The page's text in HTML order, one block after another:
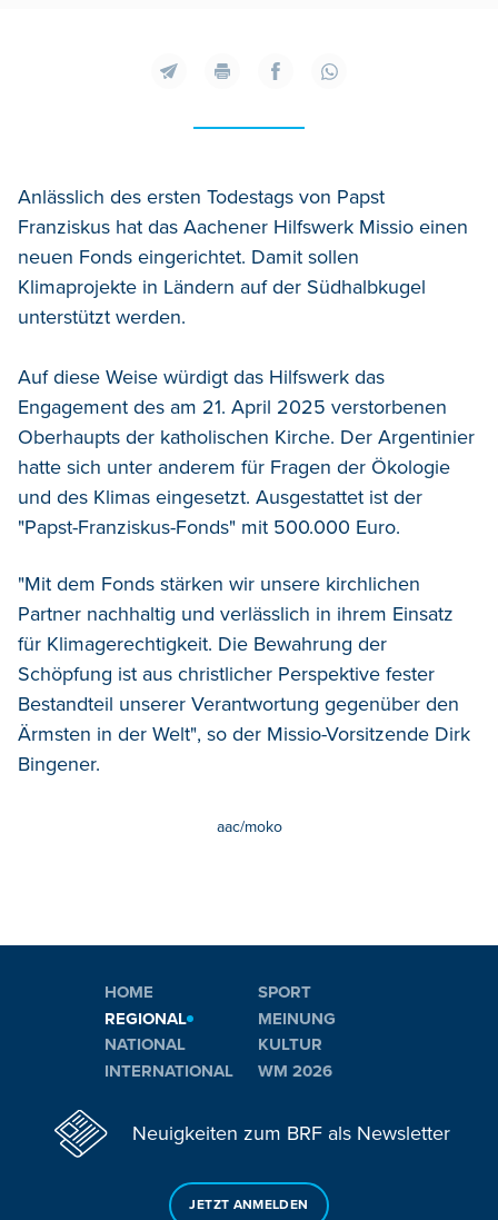
Anlässlich des ersten Todestags von Papst
Franziskus hat das Aachener Hilfswerk Missio einen
neuen Fonds eingerichtet. Damit sollen
Klimaprojekte in Ländern auf der Südhalbkugel
unterstützt werden.
Auf diese Weise würdigt das Hilfswerk das
Engagement des am 21. April 2025 verstorbenen
Oberhaupts der katholischen Kirche. Der Argentinier
hatte sich unter anderem für Fragen der Ökologie
und des Klimas eingesetzt. Ausgestattet ist der
"Papst-Franziskus-Fonds" mit 500.000 Euro.
"Mit dem Fonds stärken wir unsere kirchlichen
Partner nachhaltig und verlässlich in ihrem Einsatz
für Klimagerechtigkeit. Die Bewahrung der
Schöpfung ist aus christlicher Perspektive fester
Bestandteil unserer Verantwortung gegenüber den
Ärmsten in der Welt", so der Missio-Vorsitzende Dirk
Bingener.
aac/moko
HOME
REGIONAL
NATIONAL
INTERNATIONAL
SPORT
MEINUNG
KULTUR
WM 2026
Neuigkeiten zum BRF als Newsletter
JETZT ANMELDEN